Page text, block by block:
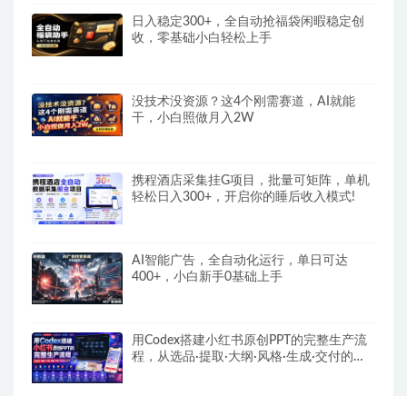
日入稳定300+，全自动抢福袋闲暇稳定创
收，零基础小白轻松上手
没技术没资源？这4个刚需赛道，AI就能
干，小白照做月入2W
携程酒店采集挂G项目，批量可矩阵，单机
轻松日入300+，开启你的睡后收入模式!
AI智能广告，全自动化运行，单日可达
400+，小白新手0基础上手
用Codex搭建小红书原创PPT的完整生产流
程，从选品·提取·大纲·风格·生成·交付的九